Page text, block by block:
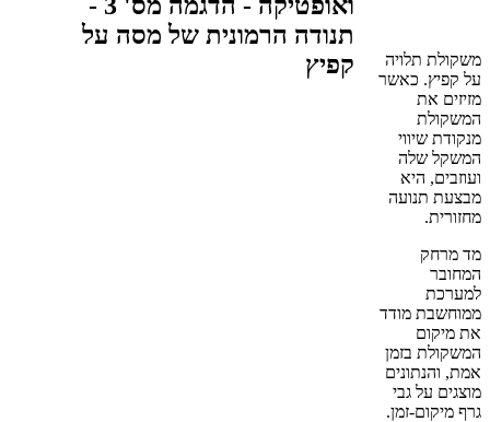
משקולת תלויה
על קפיץ. כאשר
מזיזים את
המשקולת
מנקודת שיווי
המשקל שלה
ועוזבים, היא
מבצעת תנועה
מחזורית.
מד מרחק
המחובר
למערכת
ממוחשבת מודד
את מיקום
המשקולת בזמן
אמת, והנתונים
מוצגים על גבי
גרף מיקום-זמן.